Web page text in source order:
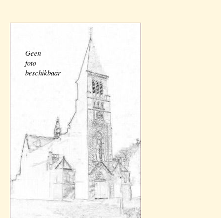
Geen
foto
beschikbaar